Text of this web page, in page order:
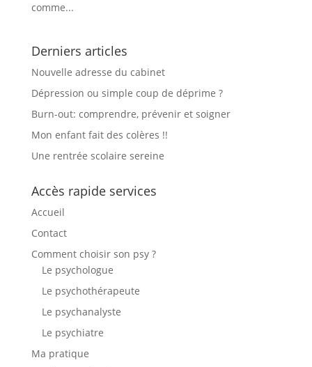
comme...
Derniers articles
Nouvelle adresse du cabinet
Dépression ou simple coup de déprime ?
Burn-out: comprendre, prévenir et soigner
Mon enfant fait des colères !!
Une rentrée scolaire sereine
Accès rapide services
Accueil
Contact
Comment choisir son psy ?
Le psychologue
Le psychothérapeute
Le psychanalyste
Le psychiatre
Ma pratique